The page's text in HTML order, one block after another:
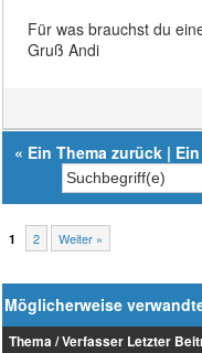
Für was brauchst du
Gruß Andi
« Ein Thema zurück |
1 2 Weiter »
Möglicherweise
Thema / Verfasser Letzter